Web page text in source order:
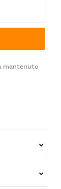
mantenuto